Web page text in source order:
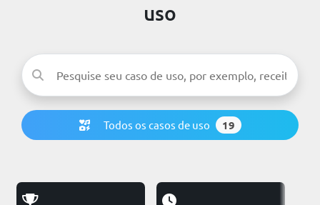
uso
Todos os casos de uso 19